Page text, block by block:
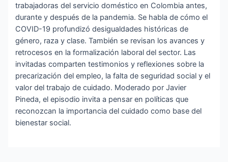
trabajadoras del servicio doméstico en Colombia antes,
durante y después de la pandemia. Se habla de cómo el
COVID-19 profundizó desigualdades históricas de
género, raza y clase. También se revisan los avances y
retrocesos en la formalización laboral del sector. Las
invitadas comparten testimonios y reflexiones sobre la
precarización del empleo, la falta de seguridad social y el
valor del trabajo de cuidado. Moderado por Javier
Pineda, el episodio invita a pensar en políticas que
reconozcan la importancia del cuidado como base del
bienestar social.